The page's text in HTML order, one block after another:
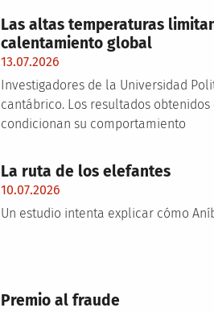
Las altas temperaturas
calentamiento global
13.07.2026
Investigadores de la Universidad
cantábrico. Los resultados
condicionan su comportamiento
La ruta de los elefantes
10.07.2026
Un estudio intenta explicar cómo
Premio al fraude